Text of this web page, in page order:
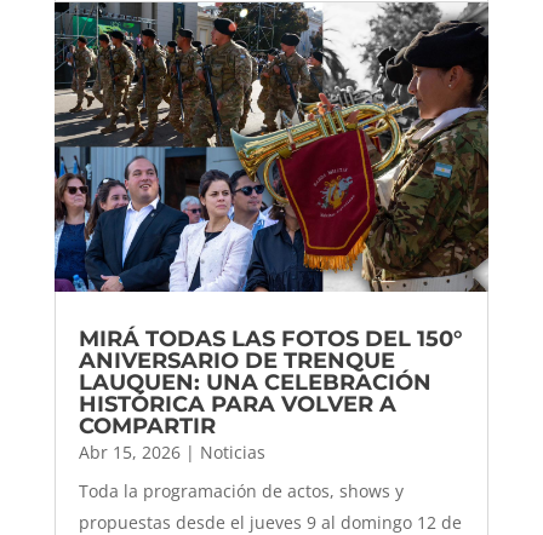
MIRÁ TODAS LAS FOTOS DEL 150°
ANIVERSARIO DE TRENQUE
LAUQUEN: UNA CELEBRACIÓN
HISTÓRICA PARA VOLVER A
COMPARTIR
Abr 15, 2026| Noticias
Toda la programación de actos, shows y
propuestas desde el jueves 9 al domingo 12 de